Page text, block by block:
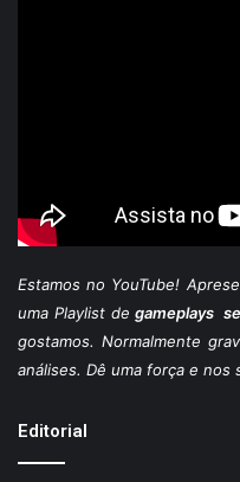
Estamosno YouTube!
uma Playlist de gameplays
gostamos. Normalmente
análises. Dê uma força e nos
Editorial